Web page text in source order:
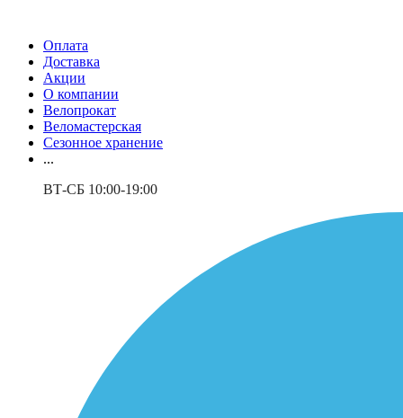
Оплата
Доставка
Акции
О компании
Велопрокат
Веломастерская
Сезонное хранение
...
ВТ-СБ 10:00-19:00